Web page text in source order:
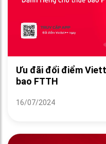
Ưu đãi đổi điểm
bao FTTH
16/07/2024